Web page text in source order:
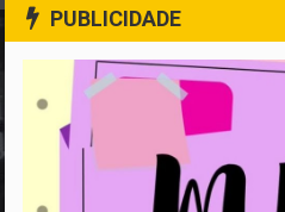
PUBLICIDADE